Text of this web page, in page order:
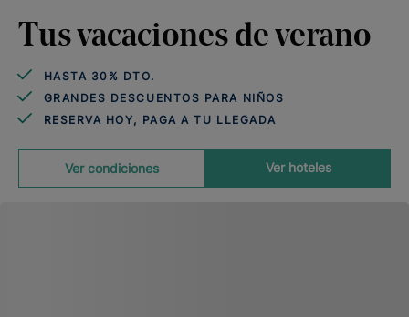
Tus vacaciones de verano
HASTA 30% DTO.
GRANDES DESCUENTOS PARA NIÑOS
RESERVA HOY, PAGA A TU LLEGADA
Ver hoteles
Ver condiciones